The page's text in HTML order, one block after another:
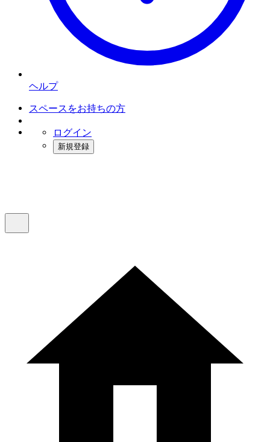
ヘルプ
スペースをお持ちの方
ログイン
新規登録